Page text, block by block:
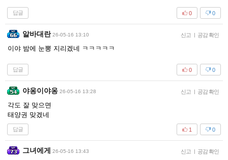
답글 0
0
알바대란 26-05-16 13:10 신고 공감 확인
이야 밤에 눈뽕 지리겠네 ㅋㅋㅋㅋㅋ
답글 0
0
야옹이야옹 26-05-16 13:28 신고 공감 확인
각도 잘 맞으면
태양권 맞겠네
답글 0
1
그녀에게 26-05-16 13:43 신고 공감 확인